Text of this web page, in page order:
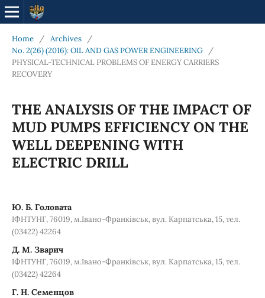
Home / Archives
/
No. 2(26) (2016): OIL AND GAS POWER ENGINEERING
/
PHYSICAL-TECHNICAL PROBLEMS OF ENERGY CARRIERS
RECOVERY
THE ANALYSIS OF THE IMPACT OF
MUD PUMPS EFFICIENCY ON THE
WELL DEEPENING WITH
ELECTRIC DRILL
Ю. Б. Головата
ІФНТУНГ, 76019, м.Івано-Франківськ, вул. Карпатська, 15, тел.
(03422) 42264
Д. М. Зварич
ІФНТУНГ, 76019, м.Івано-Франківськ, вул. Карпатська, 15, тел.
(03422) 42264
Г. Н. Семенцов